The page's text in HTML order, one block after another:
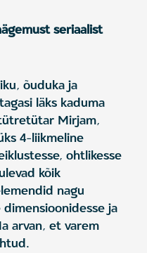
seriaalist
õuduka ja
läks kaduma
Mirjam,
4-liikmeline
ohtlikesse
kõik
nagu
ja
arvan, et varem